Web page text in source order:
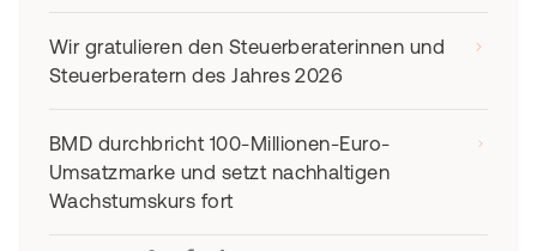
Wir gratulieren den Steuerberaterinnen und
Steuerberatern des Jahres 2026
BMD durchbricht 100-Millionen-Euro-
Umsatzmarke und setzt nachhaltigen
Wachstumskurs fort